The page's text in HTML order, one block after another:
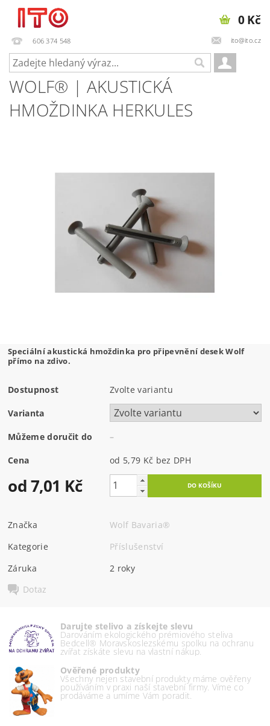
606 374 548 ito@ito.cz
0 Kč
WOLF® | AKUSTICKÁ
HMOŽDINKA HERKULES
Speciální akustická hmoždinka pro připevnění desek Wolf
přímo na zdivo.
Dostupnost Zvolte variantu
Varianta
Můžeme doručit do –
Cena od 5,79 Kč bez DPH
od 7,01 Kč
Značka
Wolf Bavaria®
Kategorie
Příslušenství
Záruka
2 roky
Dotaz
Darujte stelivo a získejte slevu
Darováním ekologického prémiového steliva
Bedcell® Moravskoslezskému spolku na ochranu
zvířat získáte slevu na vlastní nákup.
Ověřené produkty
Všechny nejen stavební produkty máme ověřeny
používáním v praxi naší stavební firmy. Víme co
prodáváme a umíme Vám poradit.